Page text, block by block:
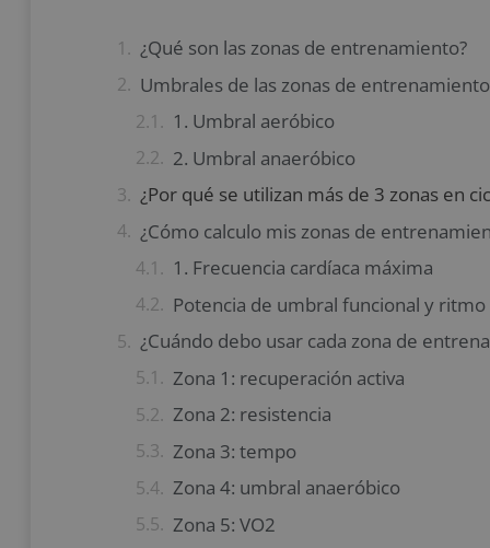
¿Qué son las zonas de entrenamiento?
Umbrales de las zonas de entrenamiento
1. Umbral aeróbico
2. Umbral anaeróbico
¿Por qué se utilizan más de 3 zonas en
¿Cómo calculo mis zonas de
1. Frecuencia cardíaca máxima
Potencia de umbral funcional y
¿Cuándo debo usar cada zona de
Zona 1: recuperación activa
Zona 2: resistencia
Zona 3: tempo
Zona 4: umbral anaeróbico
Zona 5: VO2